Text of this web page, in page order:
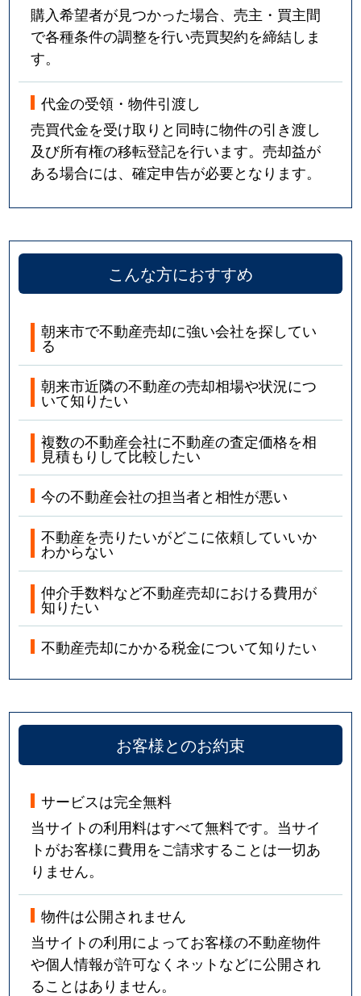
購入希望者が見つかった場合、売主・買主間
で各種条件の調整を行い売買契約を締結しま
す。
代金の受領・物件引渡し
売買代金を受け取りと同時に物件の引き渡し
及び所有権の移転登記を行います。売却益が
ある場合には、確定申告が必要となります。
こんな方におすすめ
朝来市で不動産売却に強い会社を探してい
る
朝来市近隣の不動産の売却相場や状況につ
いて知りたい
複数の不動産会社に不動産の査定価格を相
見積もりして比較したい
今の不動産会社の担当者と相性が悪い
不動産を売りたいがどこに依頼していいか
わからない
仲介手数料など不動産売却における費用が
知りたい
不動産売却にかかる税金について知りたい
お客様とのお約束
サービスは完全無料
当サイトの利用料はすべて無料です。当サイ
トがお客様に費用をご請求することは一切あ
りません。
物件は公開されません
当サイトの利用によってお客様の不動産物件
や個人情報が許可なくネットなどに公開され
ることはありません。